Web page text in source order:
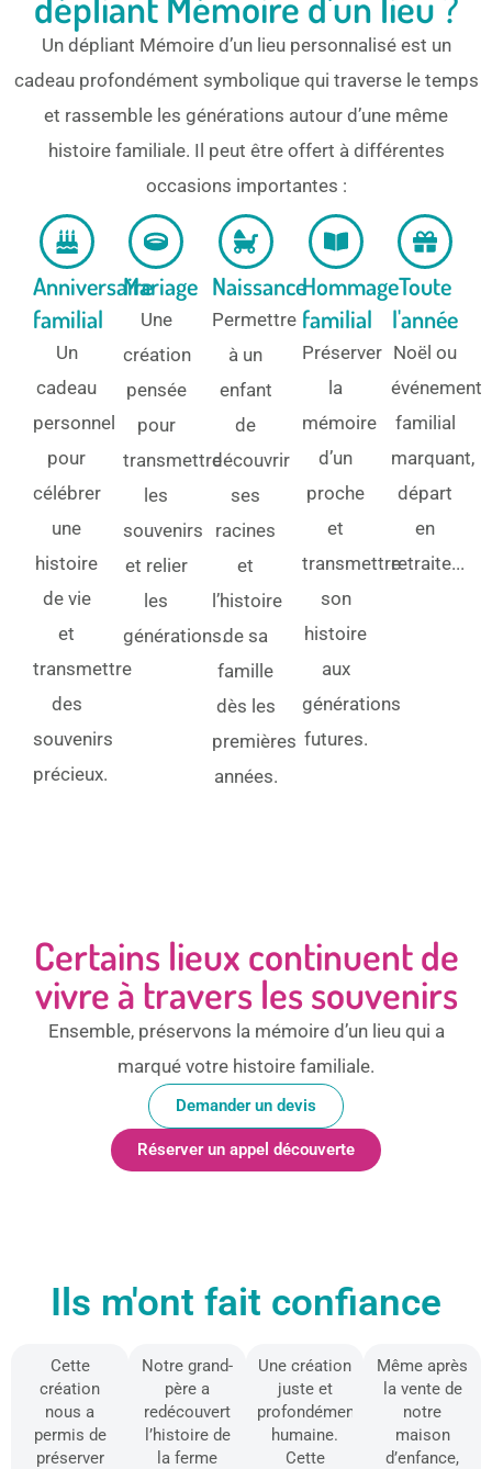
Un dépliant Mémoire d’un lieu personnalisé est un
cadeau profondément symbolique qui traverse le temps
et rassemble les générations autour d’une même
histoire familiale. Il peut être offert à différentes
occasions importantes :
Anniversaire
familial
Un
cadeau
personnel
pour
célébrer
une
histoire
de vie
et
transmettre
des
souvenirs
précieux.
Mariage
Une
création
pensée
pour
transmettre
les
souvenirs
et relier
les
générations.
Naissance
Permettre
à un
enfant
de
découvrir
ses
racines
et
l’histoire
de sa
famille
dès les
premières
années.
Hommage
familial
Préserver
la
mémoire
d’un
proche
et
transmettre
son
histoire
aux
générations
futures.
Toute
l'année
Noël ou
événement
familial
marquant,
départ
en
retraite...
Certains lieux continuent de
vivre à travers les souvenirs
Ensemble, préservons la mémoire d’un lieu qui a
marqué votre histoire familiale.
Demander un devis
Réserver un appel découverte
Ils m'ont fait confiance
Cette
création
nous a
permis de
préserver
Notre grand-
père a
redécouvert
l’histoire de
la ferme
Une création
juste et
profondément
humaine.
Cette
Même après
la vente de
notre
maison
d’enfance,